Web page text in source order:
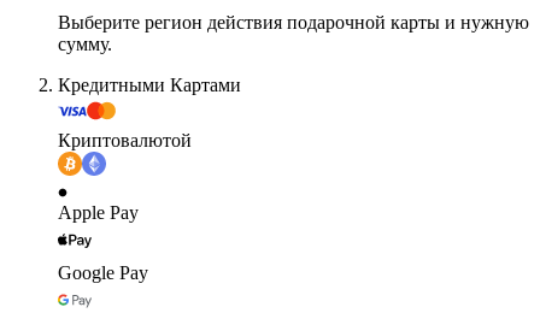
Выберите регион действия подарочной карты и нужную
сумму.
Кредитными Картами
Криптовалютой
Apple Pay
Google Pay